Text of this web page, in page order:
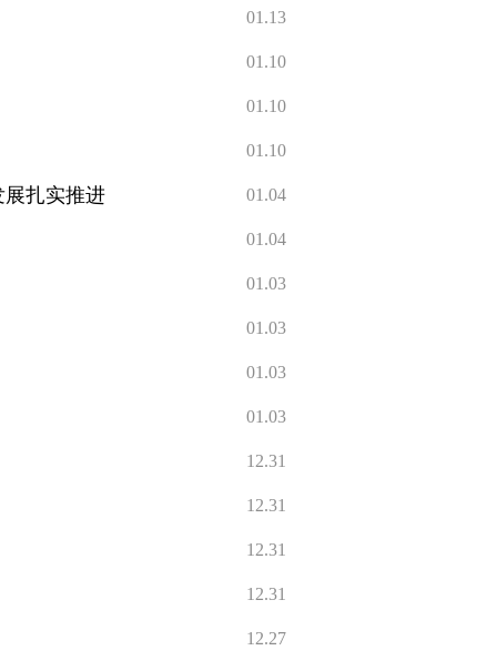
01.13
01.10
01.10
01.10
扎实推进 01.04
01.04
01.03
01.03
01.03
01.03
12.31
12.31
12.31
12.31
12.27